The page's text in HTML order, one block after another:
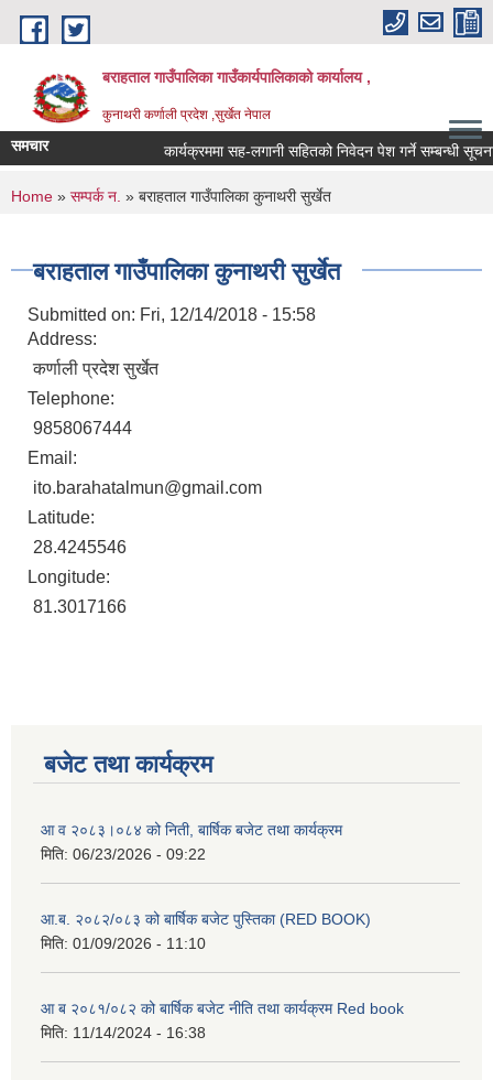
Skip to main content
बराहताल गाउँपालिका गाउँकार्यपालिकाको कार्यालय ,
कुनाथरी कर्णाली प्रदेश ,सुर्खेत नेपाल
समचार कार्यक्रममा सह-लगानी सहितको निवेदन पेश गर्ने सम्बन्धी सूचना
You are here
Home » सम्पर्क न. » बराहताल गाउँपालिका कुनाथरी सुर्खेत
बराहताल गाउँपालिका कुनाथरी सुर्खेत
Submitted on: Fri, 12/14/2018 - 15:58
Address:
कर्णाली प्रदेश सुर्खेत
Telephone:
9858067444
Email:
ito.barahatalmun@gmail.com
Latitude:
28.4245546
Longitude:
81.3017166
बजेट तथा कार्यक्रम
आ व २०८३।०८४ को निती, बार्षिक बजेट तथा कार्यक्रम
मिति: 06/23/2026 - 09:22
आ.ब. २०८२/०८३ को बार्षिक बजेट पुस्तिका (RED BOOK)
मिति: 01/09/2026 - 11:10
आ ब २०८१/०८२ को बार्षिक बजेट नीति तथा कार्यक्रम Red book
मिति: 11/14/2024 - 16:38